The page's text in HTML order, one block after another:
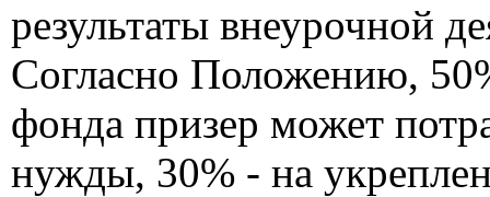
результаты внеурочной
Согласно Положению,
фонда призер может
нужды, 30% - на